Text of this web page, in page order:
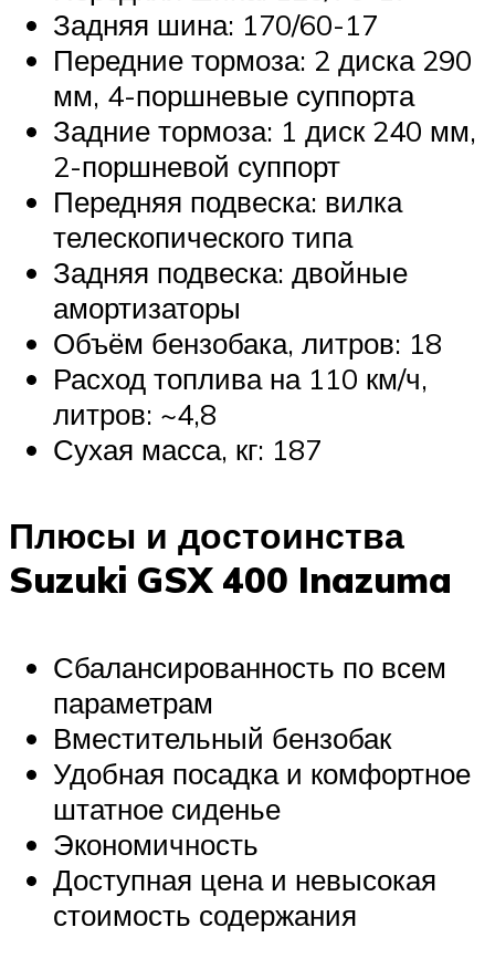
Задняя шина: 170/60-17
Передние тормоза: 2 диска 290
мм, 4-поршневые суппорта
Задние тормоза: 1 диск 240 мм,
2-поршневой суппорт
Передняя подвеска: вилка
телескопического типа
Задняя подвеска: двойные
амортизаторы
Объём бензобака, литров: 18
Расход топлива на 110 км/ч,
литров: ~4,8
Сухая масса, кг: 187
Плюсы и достоинства
Suzuki GSX 400 Inazuma
Сбалансированность по всем
параметрам
Вместительный бензобак
Удобная посадка и комфортное
штатное сиденье
Экономичность
Доступная цена и невысокая
стоимость содержания